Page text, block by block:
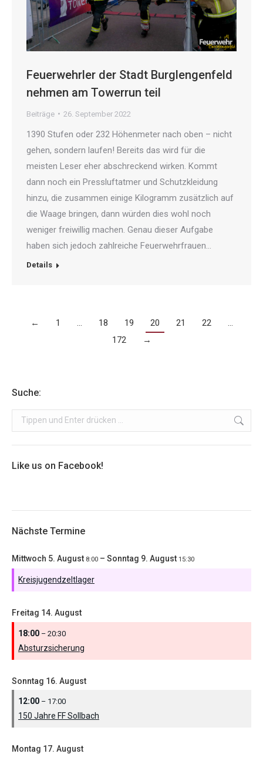
Feuerwehrler der Stadt Burglengenfeld
nehmen am Towerrun teil
Beiträge 26. September 2022
1390 Stufen oder 232 Höhenmeter nach oben – nicht
gehen, sondern laufen! Bereits das wird für die
meisten Leser eher abschreckend wirken. Kommt
dann noch ein Pressluftatmer und Schutzkleidung
hinzu, die zusammen einige Kilogramm zusätzlich auf
die Waage bringen, dann würden dies wohl noch
weniger freiwillig machen. Genau dieser Aufgabe
haben sich jedoch zahlreiche Feuerwehrfrauen…
Details
← 1 … 18 19 20 21 22
…
172
→
Suche:
Search:
Like us on Facebook!
Nächste Termine
Mittwoch 5. August 8:00 – Sonntag 9. August 15:30
Kreisjugendzeltlager
Freitag 14. August
18:00 – 20:30
Absturzsicherung
Sonntag 16. August
12:00 – 17:00
150 Jahre FF Sollbach
Montag 17. August